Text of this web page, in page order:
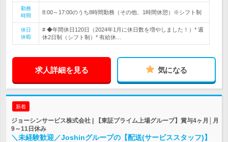
勤務
時間
8:00～17:00のうち8時間勤務（その他、1時間休憩）※シフト制
休日
休暇
# ◆年間休日120日（2024年1月に休日数を増やしました！）* 週
休2日制（シフト制）* 有給休…
求人詳細を見る 気になる
新着
ジョーシンサービス株式会社 | 【東証プライム上場グループ】賞与4ヶ月│月
9～11日休み
＼未経験歓迎／Joshinグループの【配送(サービススタッフ)】